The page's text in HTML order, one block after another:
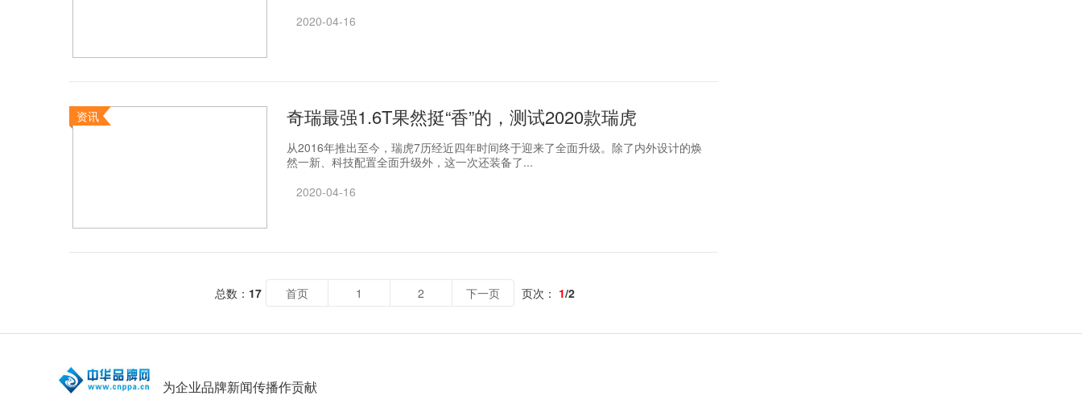
2020-04-16
资讯 奇瑞最强1.6T果然挺“香”的，测试2020款瑞虎
从2016年推出至今，瑞虎7历经近四年时间终于迎来了全面升级。除了内外设计的焕
然一新、科技配置全面升级外，这一次还装备了...
2020-04-16
总数： 17 首页 1 2 下一页 页次： 1/2
为企业品牌新闻传播作贡献